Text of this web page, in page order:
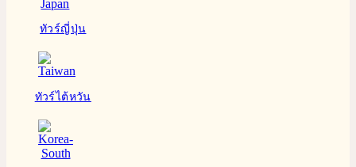
ทัวร์ญี่ปุ่น
ทัวร์ไต้หวัน